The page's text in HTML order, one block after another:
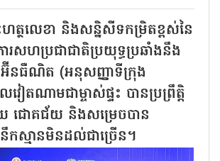
ហត្ថលេខា និងសន្និសីទកម្រិតខ្ពស់នៃ
រសហប្រជាជាតិប្រយុទ្ធប្រឆាំងនឹង
មអ៊ីនធឺណិត (អនុសញ្ញាទីក្រុង
តណាមជាម្ចាស់ផ្ទះ បានប្រព្រឹត្តិ
ជោគជ័យ និងសម្រេចបាន
ស្មានមិនដល់ជាច្រើន។